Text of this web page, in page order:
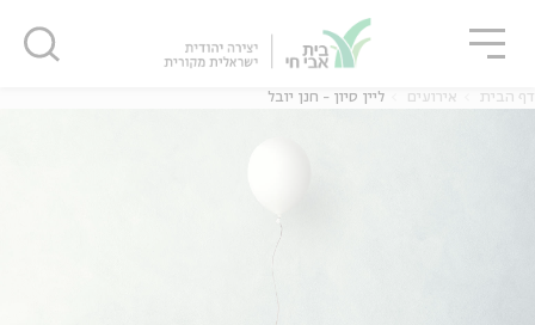
דף הבית אירועים ליין סיון - חנן יובל
סגור